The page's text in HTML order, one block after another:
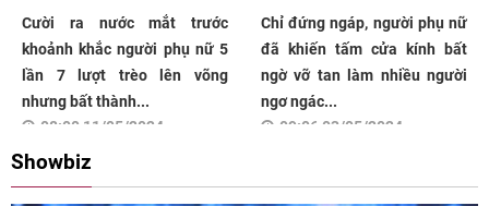
Cười ra nước mắt trước
khoảnh khắc người phụ nữ 5
lần 7 lượt trèo lên võng
nhưng bất thành...
08:00 11/05/2024
Chỉ đứng ngáp, người phụ nữ
đã khiến tấm cửa kính bất
ngờ vỡ tan làm nhiều người
ngơ ngác...
09:06 03/05/2024
Showbiz